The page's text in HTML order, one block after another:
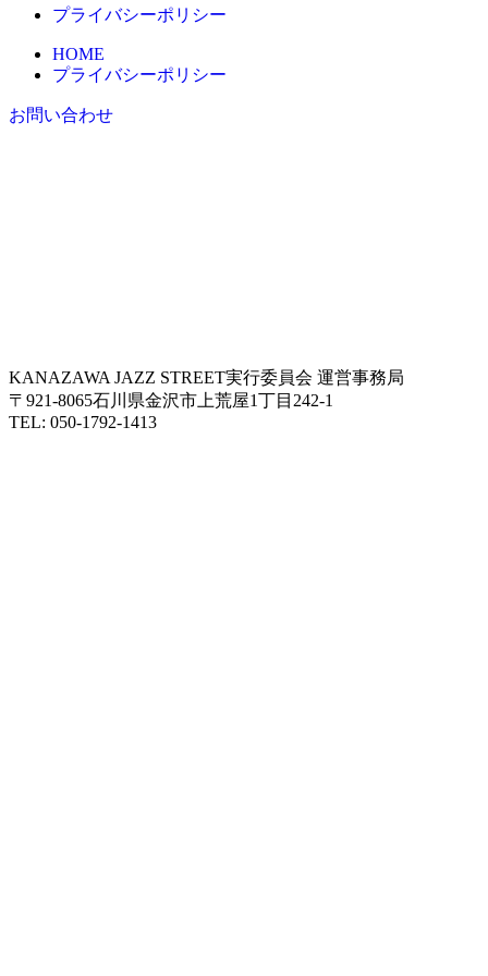
プライバシーポリシー
HOME
プライバシーポリシー
お問い合わせ
KANAZAWA JAZZ STREET実行委員会 運営事務局
〒921-8065石川県金沢市上荒屋1丁目242-1
TEL: 050-1792-1413